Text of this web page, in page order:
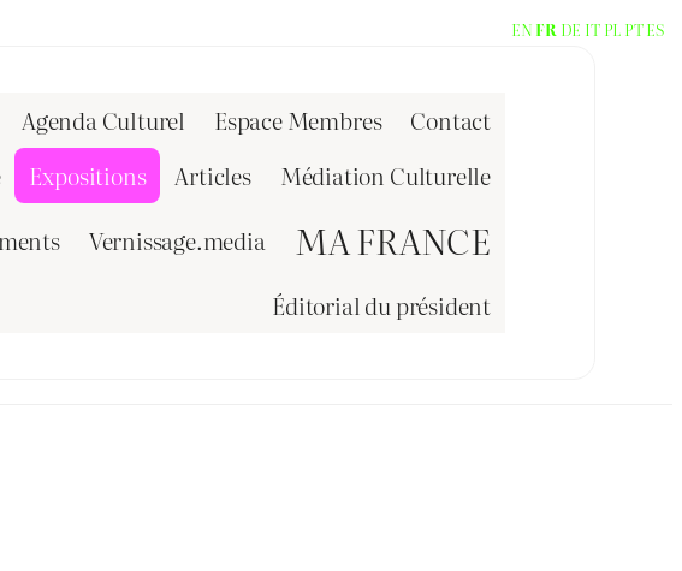
Agenda Culturel Espace Membres
Contact
Expositions Articles
Médiation Culturelle
Vernissage.media MA FRANCE
Éditorial du président
EN FR DE IT PL PTES